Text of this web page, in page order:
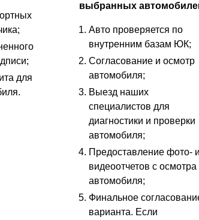
для
выбранных
Авто проверяется по
внутренним базам ЮК;
Согласование и осмотр
автомобиля;
Выезд наших
специалистов для
диагностики и проверки
автомобиля;
Предоставление фото- и
видеоотчетов с осмотра
автомобиля;
Финальное
варианта. Если